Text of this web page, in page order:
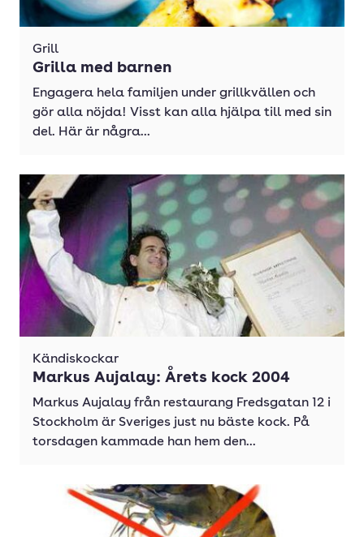
Grill
Grilla med barnen
Engagera hela familjen under grillkvällen och
gör alla nöjda! Visst kan alla hjälpa till med sin
del. Här är några...
Kändiskockar
Markus Aujalay: Årets kock 2004
Markus Aujalay från restaurang Fredsgatan 12 i
Stockholm är Sveriges just nu bäste kock. På
torsdagen kammade han hem den...